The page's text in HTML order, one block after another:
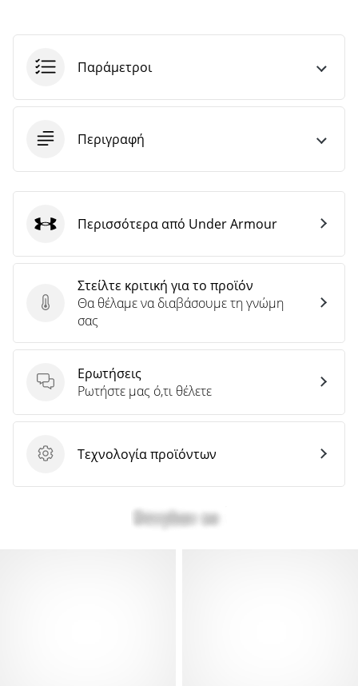
Παράμετροι
Περιγραφή
Στείλτε κριτική για το προϊόν
Στείλτε κριτική για το προϊόν
Θα θέλαμε να διαβάσουμε τη γνώμη
σας
Ερωτήσεις
Ερωτήσεις
Ρωτήστε μας ό,τι θέλετε
Τεχνολογία προϊόντων
Τεχνολογία προϊόντων
Under Armour
Περισσότερα από Under Armour